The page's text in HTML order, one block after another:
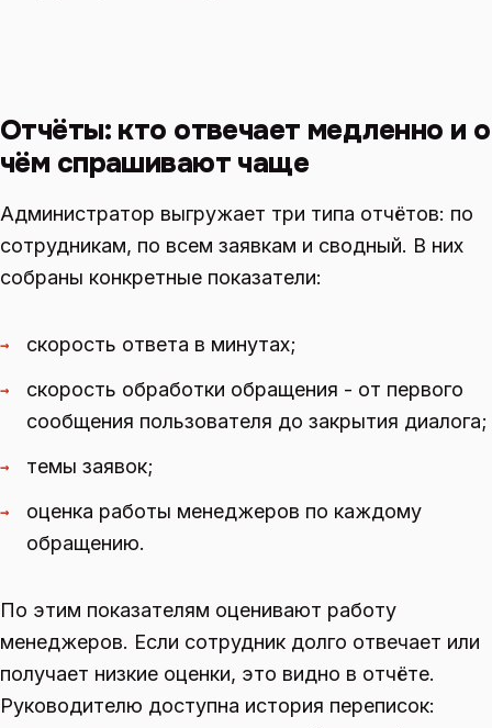
Отчёты: кто отвечает медленно и о
чём спрашивают чаще
Администратор выгружает три типа отчётов: по
сотрудникам, по всем заявкам и сводный. В них
собраны конкретные показатели:
→ скорость ответа в минутах;
→
скорость обработки обращения - от первого
сообщения пользователя до закрытия диалога;
→ темы заявок;
→
оценка работы менеджеров по каждому
обращению.
По этим показателям оценивают работу
менеджеров. Если сотрудник долго отвечает или
получает низкие оценки, это видно в отчёте.
Руководителю доступна история переписок: